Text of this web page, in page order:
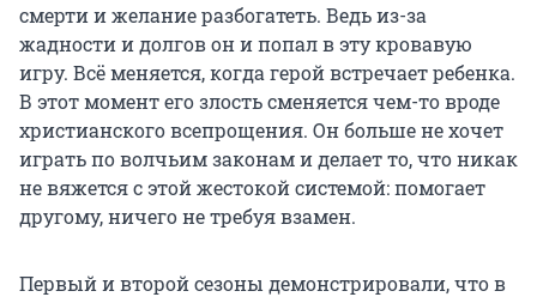
смерти и желание разбогатеть. Ведь из-за
жадности и долгов он и попал в эту кровавую
игру. Всё меняется, когда герой встречает ребенка.
В этот момент его злость сменяется чем-то вроде
христианского всепрощения. Он больше не хочет
играть по волчьим законам и делает то, что никак
не вяжется с этой жестокой системой: помогает
другому, ничего не требуя взамен.
Первый и второй сезоны демонстрировали, что в